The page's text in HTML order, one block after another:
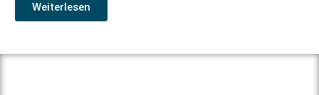
Weiterlesen